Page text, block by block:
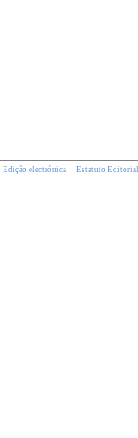
Edição electrónica Estatuto Editorial